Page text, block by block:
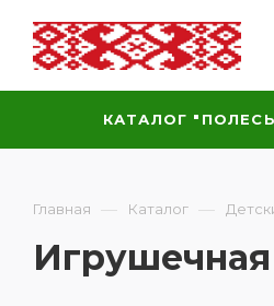
КАТАЛОГ
Главная — Каталог —